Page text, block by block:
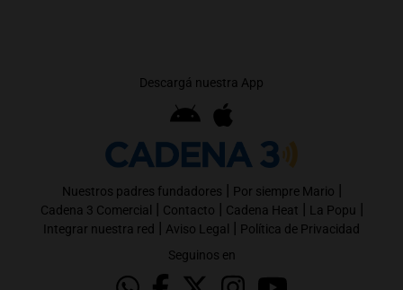
Descargá nuestra App
Nuestros padres fundadores | Por siempre Mario |
Cadena 3 Comercial | Contacto | Cadena Heat | La Popu |
Integrar nuestra red | Aviso Legal | Política de Privacidad
Seguinos en